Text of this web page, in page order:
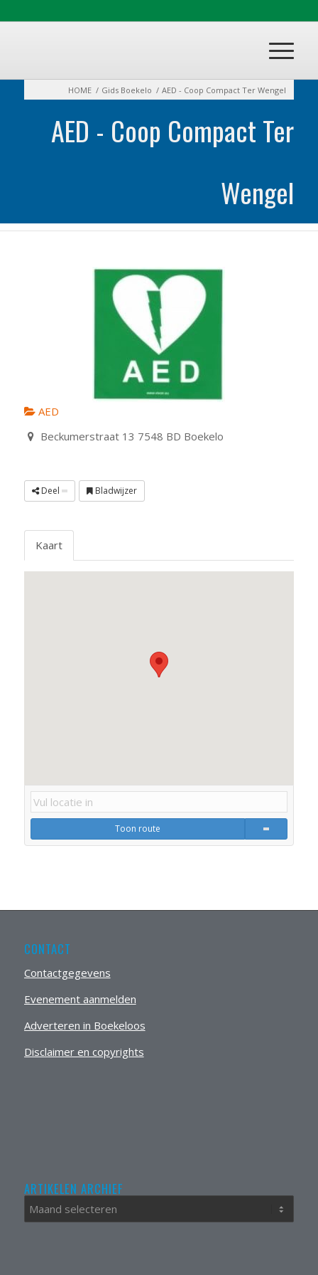
HOME / Gids Boekelo / AED - Coop Compact Ter Wengel
AED - Coop Compact Ter
Wengel
AED
Beckumerstraat 13 7548 BD Boekelo
Deel Bladwijzer
Kaart
Toon route
CONTACT
Contactgegevens
Evenement aanmelden
Adverteren in Boekeloos
Disclaimer en copyrights
ARTIKELEN ARCHIEF